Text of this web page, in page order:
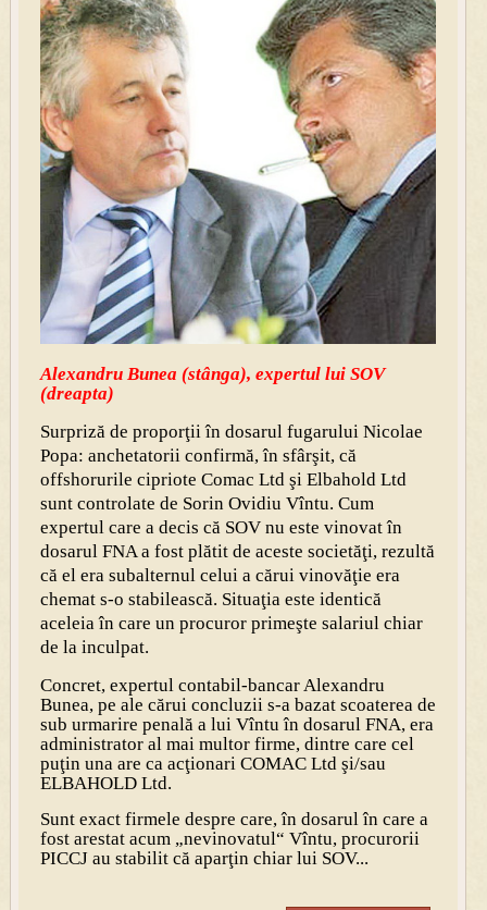
Alexandru Bunea (stânga), expertul lui SOV
(dreapta)
Surpriză de proporţii în dosarul fugarului Nicolae
Popa: anchetatorii confirmă, în sfârşit, că
offshorurile cipriote Comac Ltd şi Elbahold Ltd
sunt controlate de Sorin Ovidiu Vîntu. Cum
expertul care a decis că SOV nu este vinovat în
dosarul FNA a fost plătit de aceste societăţi, rezultă
că el era subalternul celui a cărui vinovăţie era
chemat s-o stabilească. Situaţia este identică
aceleia în care un procuror primeşte salariul chiar
de la inculpat.
Concret, expertul contabil-bancar Alexandru
Bunea, pe ale cărui concluzii s-a bazat scoaterea de
sub urmarire penală a lui Vîntu în dosarul FNA, era
administrator al mai multor firme, dintre care cel
puţin una are ca acţionari COMAC Ltd şi/sau
ELBAHOLD Ltd.
Sunt exact firmele despre care, în dosarul în care a
fost arestat acum „nevinovatul“ Vîntu, procurorii
PICCJ au stabilit că aparţin chiar lui SOV...